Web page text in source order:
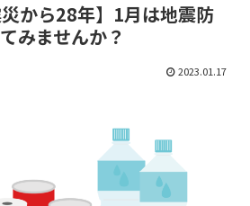
災から28年】1月は地震防
みませんか？
2023.01.17